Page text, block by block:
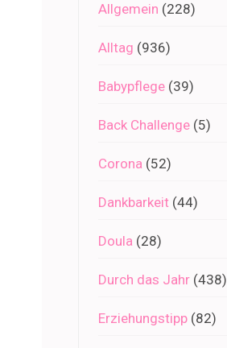
Allgemein (228)
Alltag (936)
Babypflege (39)
Back Challenge (5)
Corona (52)
Dankbarkeit (44)
Doula (28)
Durch das Jahr (438)
Erziehungstipp (82)